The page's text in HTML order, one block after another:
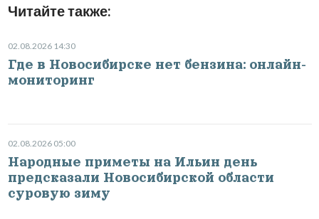
Читайте также:
02.08.2026 14:30
Где в Новосибирске нет бензина: онлайн-
мониторинг
02.08.2026 05:00
Народные приметы на Ильин день
предсказали Новосибирской области
суровую зиму